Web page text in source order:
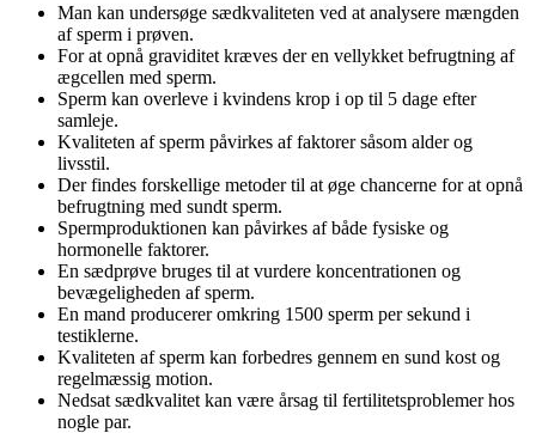
Man kan undersøge sædkvaliteten ved at analysere mængden
af sperm i prøven.
For at opnå graviditet kræves der en vellykket befrugtning af
ægcellen med sperm.
Sperm kan overleve i kvindens krop i op til 5 dage efter
samleje.
Kvaliteten af sperm påvirkes af faktorer såsom alder og
livsstil.
Der findes forskellige metoder til at øge chancerne for at opnå
befrugtning med sundt sperm.
Spermproduktionen kan påvirkes af både fysiske og
hormonelle faktorer.
En sædprøve bruges til at vurdere koncentrationen og
bevægeligheden af sperm.
En mand producerer omkring 1500 sperm per sekund i
testiklerne.
Kvaliteten af sperm kan forbedres gennem en sund kost og
regelmæssig motion.
Nedsat sædkvalitet kan være årsag til fertilitetsproblemer hos
nogle par.